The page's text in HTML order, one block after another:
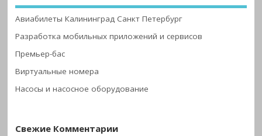
Авиабилеты Калининград Санкт Петербург
Разработка мобильных приложений и сервисов
Премьер-бас
Виртуальные номера
Насосы и насосное оборудование
Свежие Комментарии